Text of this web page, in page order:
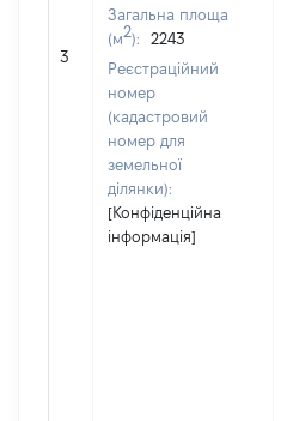
3
Загальна площа
(м2):
2243
Реєстраційний
номер
(кадастровий
номер для
земельної
ділянки):
[Конфіденційна
інформація]